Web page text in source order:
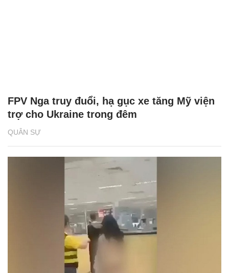
QUÂN SỰ
FPV Nga truy đuổi, hạ gục xe tăng Mỹ viện
trợ cho Ukraine trong đêm